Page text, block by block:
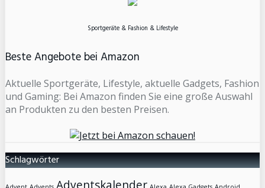
Sportgeräte & Fashion & Lifestyle
Beste Angebote bei Amazon
Aktuelle Sportgeräte, Lifestyle, aktuelle Gadgets, Fashion
und Gaming: Bei Amazon finden Sie eine große Auswahl
an Produkten zu den besten Preisen.
Schlagwörter